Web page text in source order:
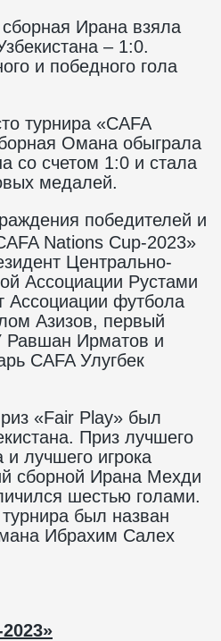
Ирана взяла
– 1:0.
и победного гола
турнира «CAFA
Омана обыграла
со счетом 1:0 и стала
медалей.
победителей и
Nations Cup-2023»
Центрально-
Ассоциации Рустами
Ассоциации футбола
Азизов, первый
Равшан Ирматов и
CAFA Улугбек
«Fair Play» был
Приз лучшего
лучшего игрока
сборной Ирана Мехди
шестью голами.
был назван
Ибрахим Салех
2023»